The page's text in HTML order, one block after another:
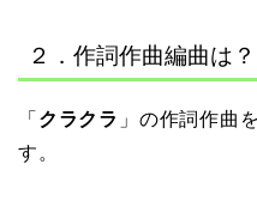
２．作詞作曲編曲は？
「 クラクラ 」の作詞作曲
す。